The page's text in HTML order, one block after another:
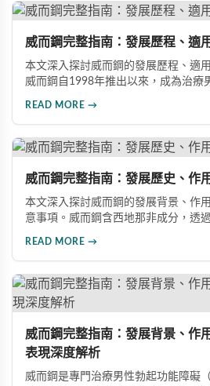
威而鋼完整指南：發展歷程、適
本文深入探討威而鋼的發展歷程、適
威而鋼自1998年推出以來，成為治療
READ MORE →
威而鋼完整指南：發展歷史、作
本文深入探討威而鋼的發展背景、作
意事項。威而鋼含西地那非成分，透
READ MORE →
威而鋼完整指南：發展背景、作
表現深度解析
威而鋼是專門治療男性勃起功能障礙